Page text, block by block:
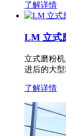
了解详情
LM 立式
立式磨粉
进后的大
了解详情